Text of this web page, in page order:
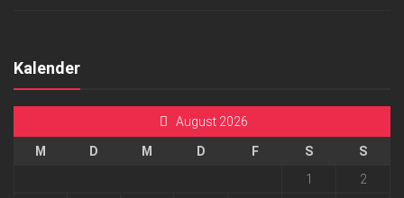
Kalender
August 2026
M D M D F S
S
1
2